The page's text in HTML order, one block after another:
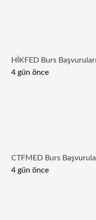
HİKFED Burs
4 gün önce
CTFMED Burs
4 gün önce